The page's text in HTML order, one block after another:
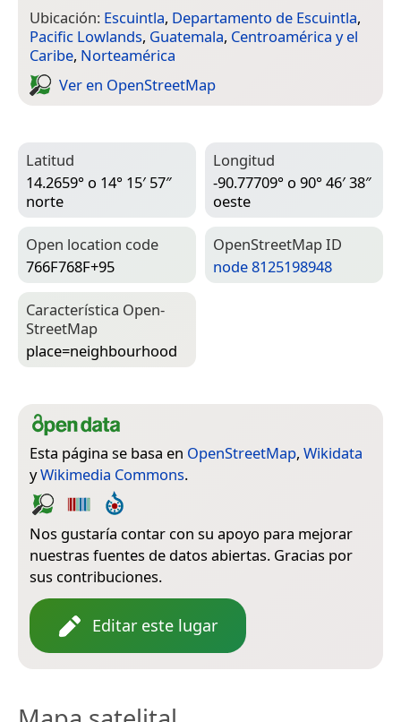
Ubicación: Escuintla, Departamento de Escuintla,
Pacific Lowlands, Guatemala, Centroamérica y el
Caribe, Norteamérica
Ver en Open­Street­Map
Latitud
14.2659° o 14° 15′ 57″
norte
Longitud
-90.77709° o 90° 46′ 38″
oeste
Open location code
766F768F+95
Open­Street­Map ID
node 8125198948
Característica Open­
Street­Map
place=­neighbourhood
Esta página se basa en OpenStreetMap, Wikidata
yWikimedia Commons.
Nos gustaría contar con su apoyo para mejorar
nuestras fuentes de datos abiertas. Gracias por
sus contribuciones.
Editar este lugar